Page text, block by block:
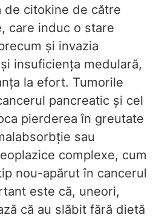
de citokine de către
care induc o stare
și invazia
insuficiența medulară,
la efort. Tumorile
pancreatic și cel
pierderea în greutate
sau
complexe, cum
nou-apărut în cancerul
este că, uneori,
că au slăbit fără dietă